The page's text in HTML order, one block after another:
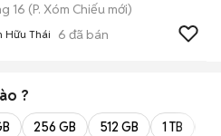
16 (P. Xóm Chiếu mới)
Hữu Thái 6 đã bán
?
256 GB 512 GB 1 TB